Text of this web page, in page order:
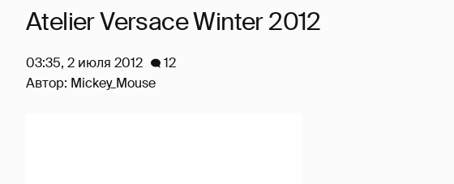
Atelier Versace Winter 2012
03:35, 2 июля 2012
12
Автор: Mickey_Mouse